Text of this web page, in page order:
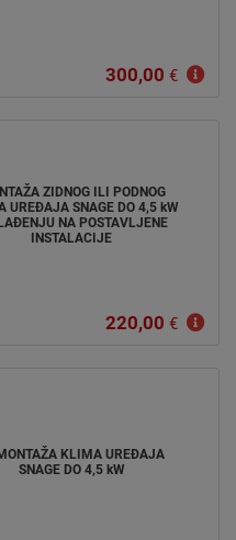
300,00 €
ZIDNOG ILI PODNOG
UREĐAJA SNAGE DO 4,5 kW
NA POSTAVLJENE
INSTALACIJE
220,00 €
KLIMA UREĐAJA
SNAGE DO 4,5 kW